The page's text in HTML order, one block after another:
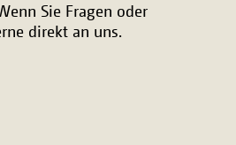
Sie Fragen oder
direkt an uns.